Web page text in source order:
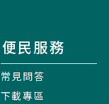
便民服務
常見問答
下載專區